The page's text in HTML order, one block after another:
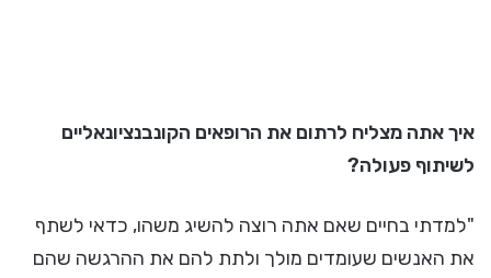
איך אתה מצליח לרתום את הרופאים הקונבנציונאליים
לשיתוף פעולה?
"למדתי בחיים שאם אתה רוצה להשיג משהו, כדאי לשתף
את האנשים שעומדים מולך ולתת להם את ההרגשה שהם